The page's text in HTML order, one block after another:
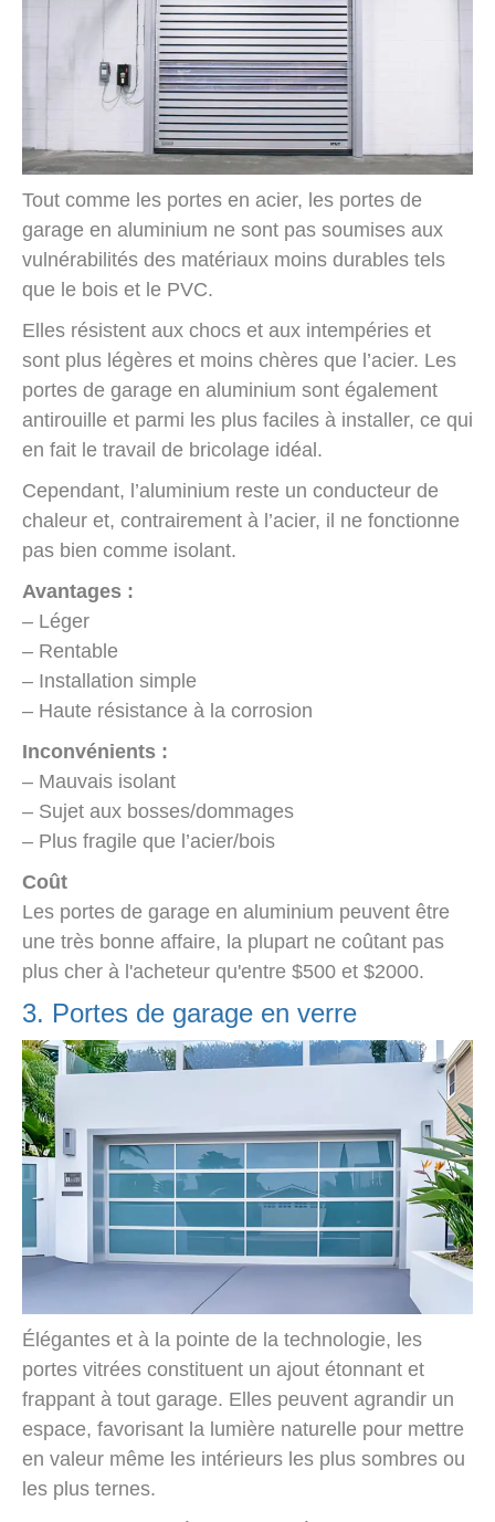
Tout comme les portes en acier, les portes de
garage en aluminium ne sont pas soumises aux
vulnérabilités des matériaux moins durables tels
que le bois et le PVC.
Elles résistent aux chocs et aux intempéries et
sont plus légères et moins chères que l’acier. Les
portes de garage en aluminium sont également
antirouille et parmi les plus faciles à installer, ce qui
en fait le travail de bricolage idéal.
Cependant, l’aluminium reste un conducteur de
chaleur et, contrairement à l’acier, il ne fonctionne
pas bien comme isolant.
Avantages :
– Léger
– Rentable
– Installation simple
– Haute résistance à la corrosion
Inconvénients :
– Mauvais isolant
– Sujet aux bosses/dommages
– Plus fragile que l’acier/bois
Coût
Les portes de garage en aluminium peuvent être
une très bonne affaire, la plupart ne coûtant pas
plus cher à l'acheteur qu'entre $500 et $2000.
3. Portes de garage en verre
Élégantes et à la pointe de la technologie, les
portes vitrées constituent un ajout étonnant et
frappant à tout garage. Elles peuvent agrandir un
espace, favorisant la lumière naturelle pour mettre
en valeur même les intérieurs les plus sombres ou
les plus ternes.